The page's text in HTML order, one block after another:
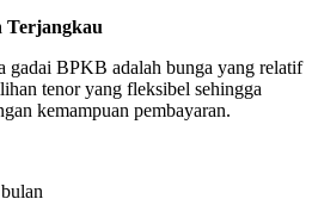
Terjangkau
gadai BPKB adalah bunga yang relatif
tenor yang fleksibel sehingga
kemampuan pembayaran.